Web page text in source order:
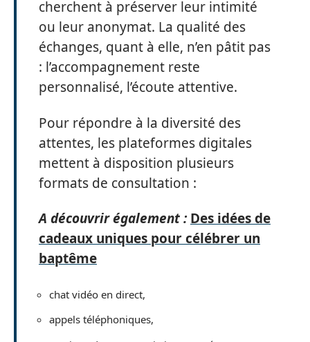
cherchent à préserver leur intimité
ou leur anonymat. La qualité des
échanges, quant à elle, n’en pâtit pas
: l’accompagnement reste
personnalisé, l’écoute attentive.
Pour répondre à la diversité des
attentes, les plateformes digitales
mettent à disposition plusieurs
formats de consultation :
A découvrir également : Des idées de
cadeaux uniques pour célébrer un
baptême
chat vidéo en direct,
appels téléphoniques,